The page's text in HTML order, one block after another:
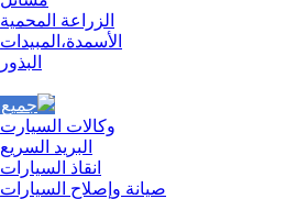
الزراعة المحمية
الأسمدة،المبيدات
البذور
وكالات السيارت
البريد السريع
انقاذ السيارات
صيانة وإصلاح السيارات